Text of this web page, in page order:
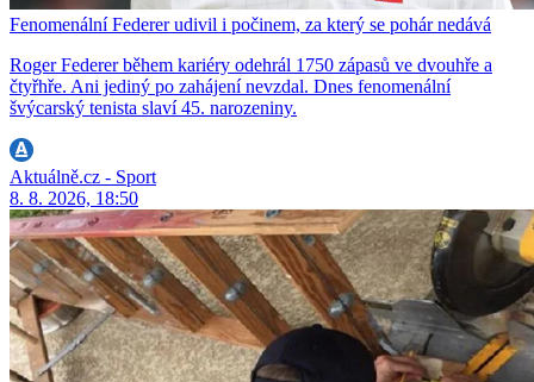
Fenomenální Federer udivil i počinem, za který se pohár nedává
Roger Federer během kariéry odehrál 1750 zápasů ve dvouhře a
čtyřhře. Ani jediný po zahájení nevzdal. Dnes fenomenální
švýcarský tenista slaví 45. narozeniny.
Aktuálně.cz - Sport
8. 8. 2026, 18:50